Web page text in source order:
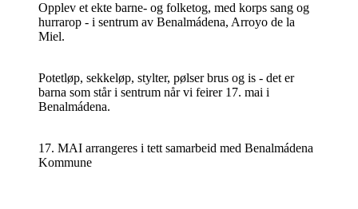
Opplev et ekte barne- og folketog, med korps sang og
hurrarop - i sentrum av Benalmádena, Arroyo de la
Miel.
Potetløp, sekkeløp, stylter, pølser brus og is - det er
barna som står i sentrum når vi feirer 17. mai i
Benalmádena.
17. MAI arrangeres i tett samarbeid med Benalmádena
Kommune